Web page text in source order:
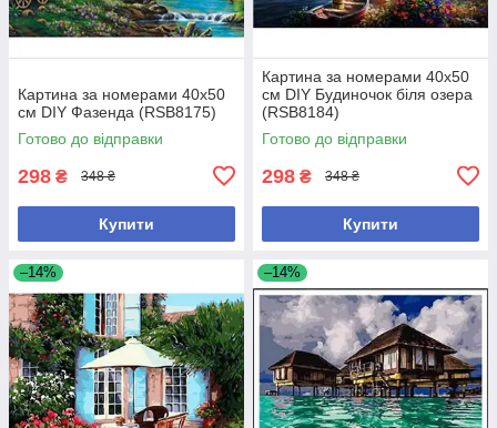
Картина за номерами 40х50
см DIY Фазенда (RSB8175)
Готово до відправки
298 ₴ 348 ₴
Купити
Картина за номерами 40х50
см DIY Будиночок біля озера
(RSB8184)
Готово до відправки
298 ₴ 348 ₴
Купити
–14% –14%